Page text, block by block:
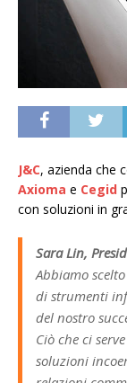
J&C, azienda che
Axioma e Cegid
con soluzioni in
Sara Lin,
Abbiamo
di strumenti
del nostro
Ciò che ci
soluzioni